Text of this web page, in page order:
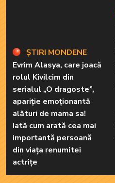
ȘTIRI MONDENE
Evrim Alasya, care joacă
rolul Kivilcim din
serialul „O dragoste”,
apariție emoționantă
alături de mama sa!
Iată cum arată cea mai
importantă persoană
din viața renumitei
actrițe